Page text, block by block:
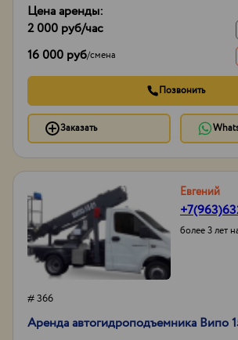
Цена аренды:
2 000 руб/час
16 000 руб/смена
Позвонить
Заказать
Евгений
более 3 лет
# 366
Аренда автогидроподъемника Випо